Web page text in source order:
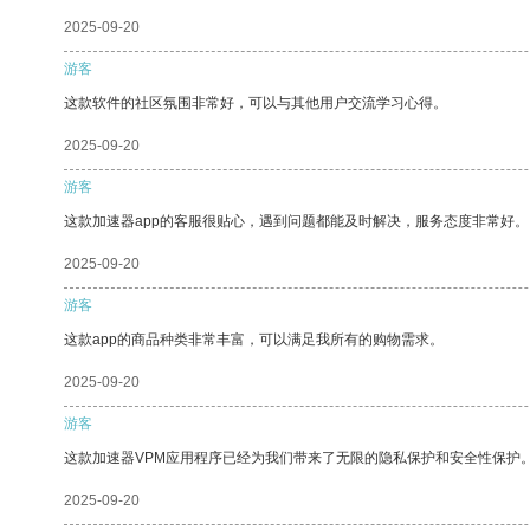
2025-09-20
游客
这款软件的社区氛围非常好，可以与其他用户交流学习心得。
2025-09-20
游客
这款加速器app的客服很贴心，遇到问题都能及时解决，服务态度非常好。
2025-09-20
游客
这款app的商品种类非常丰富，可以满足我所有的购物需求。
2025-09-20
游客
这款加速器VPM应用程序已经为我们带来了无限的隐私保护和安全性保护
2025-09-20